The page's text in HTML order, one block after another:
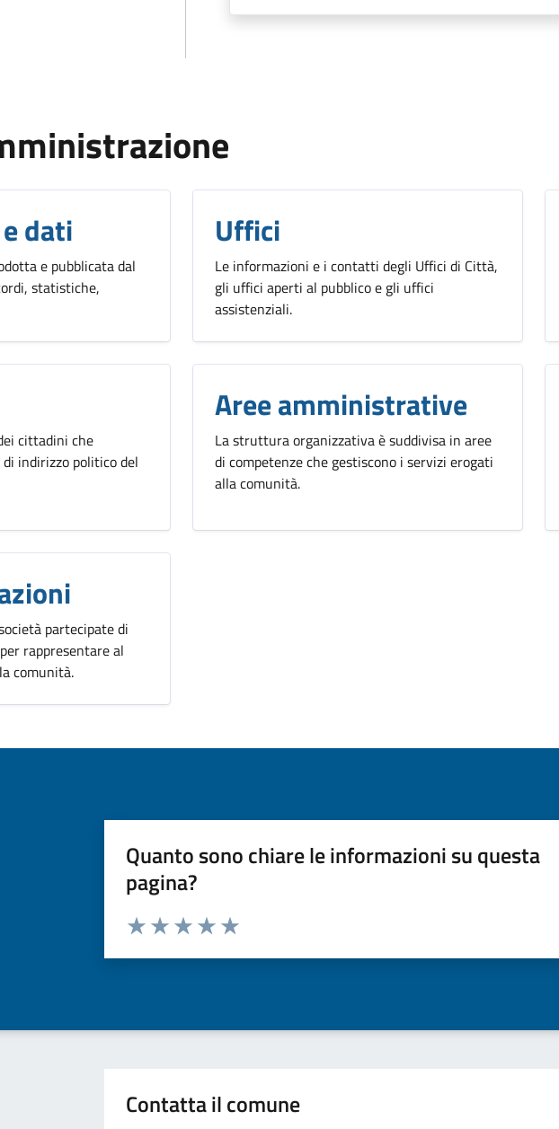
dati
e pubblicata dal
statistiche,
Uffici
Le informazioni e i contatti degli Uffici di Città,
gli uffici aperti al pubblico e gli uffici
assistenziali.
cittadini che
indirizzo politico del
Aree amministrative
La struttura organizzativa è suddivisa in aree
di competenze che gestiscono i servizi erogati
alla comunità.
partecipate di
rappresentare al
comunità.
Quanto sono chiare le informazioni su questa
pagina?
Valuta da 1 a 5 stelle la pagina
Contatta il comune